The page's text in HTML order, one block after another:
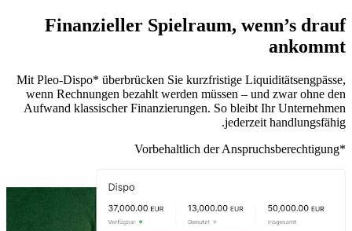
Finanzieller Spielraum, wenn’s drauf
ankommt
Mit Pleo-Dispo* überbrücken Sie kurzfristige Liquiditätsengpässe,
wenn Rechnungen bezahlt werden müssen – und zwar ohne den
Aufwand klassischer Finanzierungen. So bleibt Ihr Unternehmen
jederzeit handlungsfähig.
*Vorbehaltlich der Anspruchsberechtigung